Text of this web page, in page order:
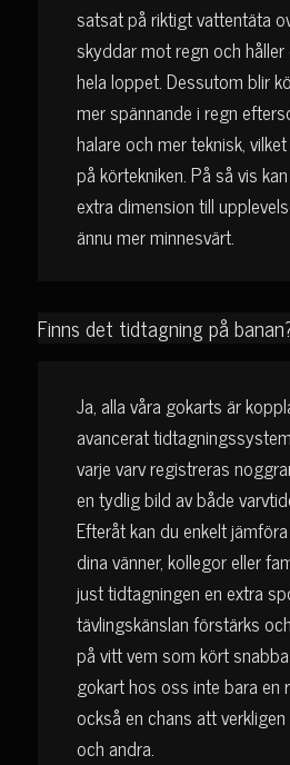
satsat på riktigt vattentäta
skyddar mot regn och
hela loppet. Dessutom blir
mer spännande i regn
halare och mer teknisk,
på körtekniken. På så vis
extra dimension till
ännu mer minnesvärt.
Finns det tidtagning på
Ja, alla våra gokarts är
avancerat
varje varv registreras
en tydlig bild av både
Efteråt kan du enkelt
dina vänner, kollegor eller
just tidtagningen en extra
tävlingskänslan förstärks
på vitt vem som kört
gokart hos oss inte bara en
också en chans att
och andra.